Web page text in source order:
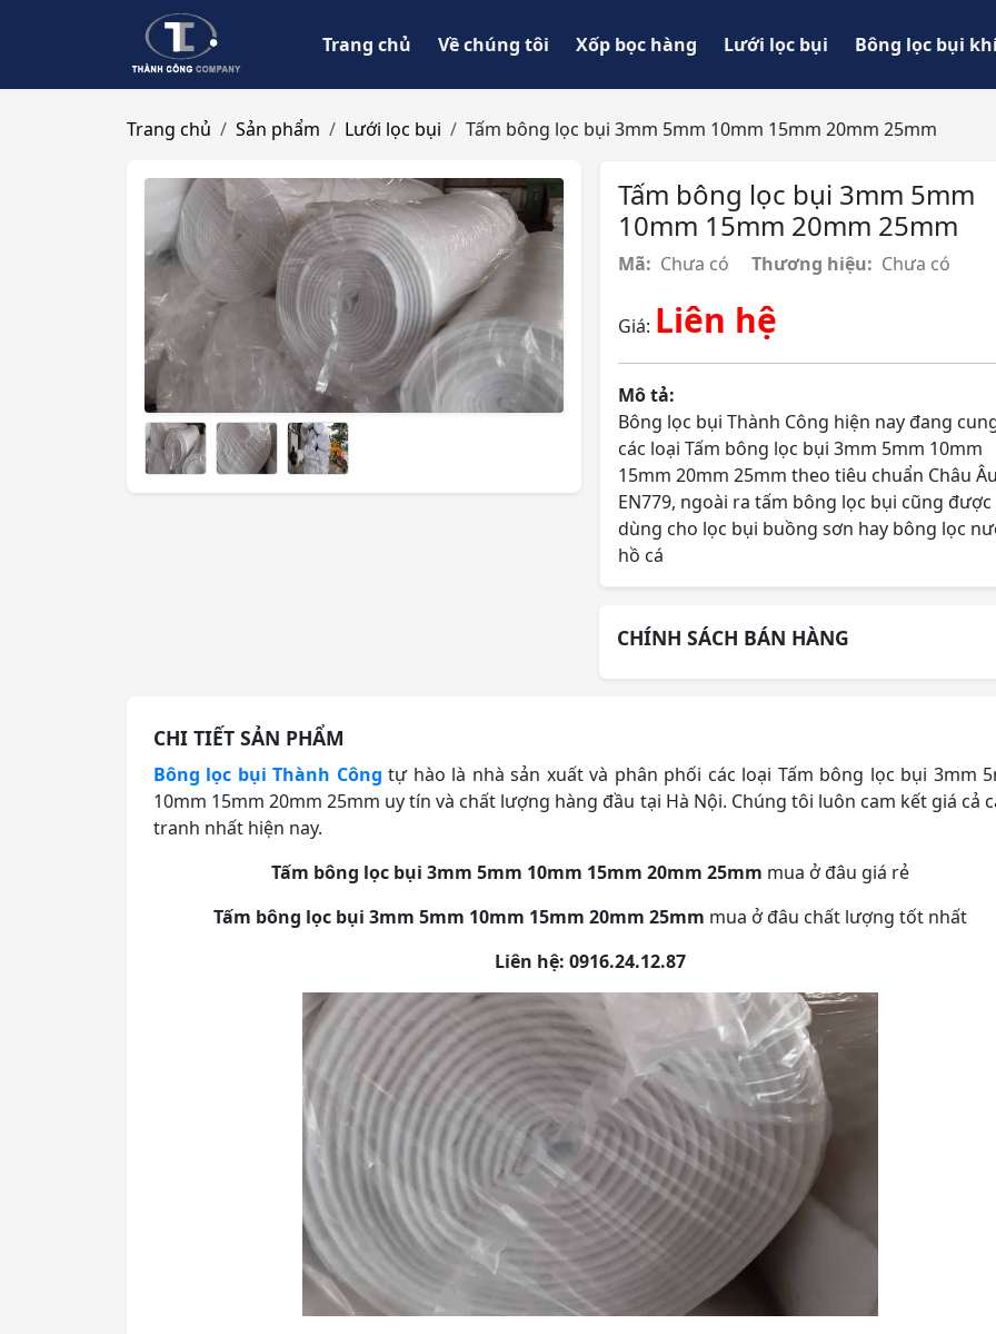
Trang chủ Về chúng tôi Xốp bọc hàng Lưới lọc bụi Bông lọc bụi
Trang chủ Sản phẩm Lưới lọc bụi Tấm bông lọc bụi 3mm 5mm 10mm 15mm 20mm 25mm
Tấm bông lọc bụi 3mm 5mm
10mm 15mm 20mm 25mm
Mã: Chưa có Thương hiệu: Chưa có
Giá: Liên hệ
Mô tả:
Bông lọc bụi Thành Công hiện nay đang
các loại Tấm bông lọc bụi 3mm 5mm 10mm
15mm 20mm 25mm theo tiêu chuẩn Châu
EN779, ngoài ra tấm bông lọc bụi cũng được
dùng cho lọc bụi buồng sơn hay bông lọc
hồ cá
CHÍNH SÁCH BÁN HÀNG
CHI TIẾT SẢN PHẨM
Bông lọc bụi Thành Công tự hào là nhà sản xuất và phân phối các loại Tấm bông lọc bụi 3mm
10mm 15mm 20mm 25mm uy tín và chất lượng hàng đầu tại Hà Nội. Chúng tôi luôn cam kết giá cả
tranh nhất hiện nay.
Tấm bông lọc bụi 3mm 5mm 10mm 15mm 20mm 25mm mua ở đâu giá rẻ
Tấm bông lọc bụi 3mm 5mm 10mm 15mm 20mm 25mm mua ở đâu chất lượng tốt nhất
Liên hệ: 0916.24.12.87